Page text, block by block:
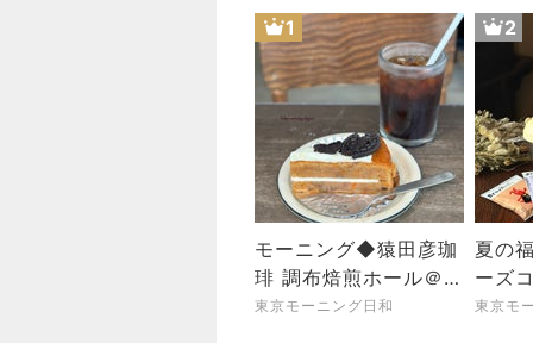
1
モーニング◆猿田彦珈
琲 調布焙煎ホール＠調
布
東京モーニング日和
2
夏の
ーズ
東京モ